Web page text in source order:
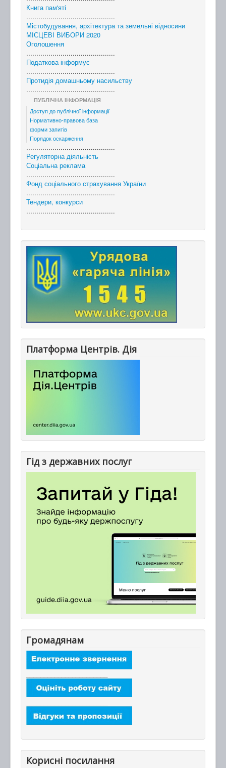
Книга пам'яті
............................................
Містобудування, архітектура та земельні відносини
МІСЦЕВІ ВИБОРИ 2020
Оголошення
............................................
Податкова інформує
............................................
Протидія домашньому насильству
............................................
ПУБЛІЧНА ІНФОРМАЦІЯ
Доступ до публічної інформації
Нормативно-правова база
форми запитів
Порядок оскарження
............................................
Регуляторна діяльність
Соціальна реклама
............................................
Фонд соціального страхування України
............................................
Тендери, конкурси
............................................
Платформа Центрів. Дія
Гід з державних послуг
Громадянам
Корисні посилання